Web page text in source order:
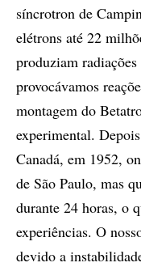
síncrotron de
elétrons até 22
produziam
provocávamos
montagem do
experimental.
Canadá, em 1952,
de São Paulo, mas
durante 24 horas, o
experiências. O
devido a